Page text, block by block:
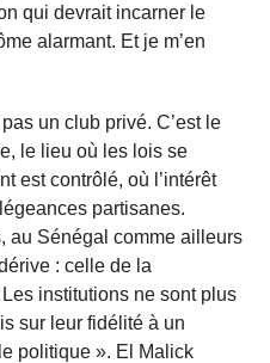
qui devrait incarner le
alarmant. Et je m’en
un club privé. C’est le
le lieu où les lois se
est contrôlé, où l’intérêt
partisanes.
au Sénégal comme ailleurs
: celle de la
institutions ne sont plus
sur leur fidélité à un
politique ». El Malick